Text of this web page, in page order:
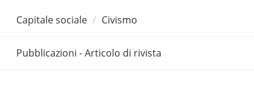
Capitale sociale Civismo
Pubblicazioni - Articolo di rivista